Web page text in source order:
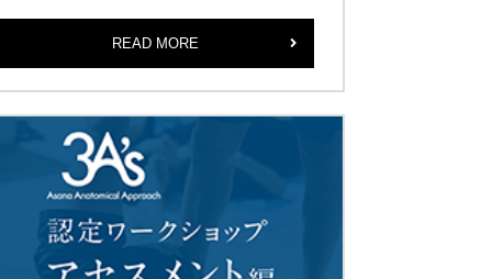
READ MORE